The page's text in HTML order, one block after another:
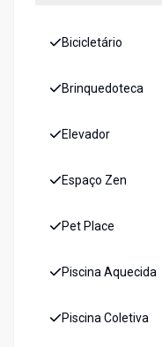
Bicicletário
Brinquedoteca
Elevador
Espaço Zen
Pet Place
Piscina Aquecida
Piscina Coletiva